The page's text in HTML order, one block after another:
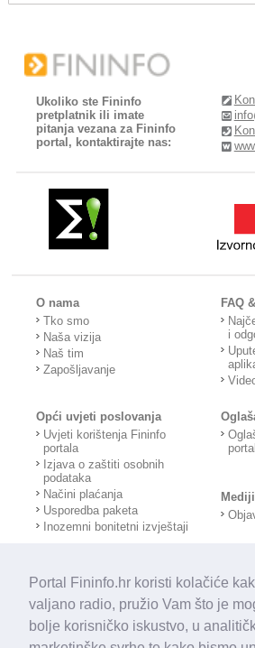
Portal Fininfo.hr koristi kolačiće
valjano radio, pružio Vam što je
bolje korisničko iskustvo, u
Ukoliko ste Fininfo
pretplatnik ili imate
pitanja vezana za Fininfo
portal, kontaktirajte nas:
O nama
Tko smo
Naša vizija
Naš tim
Zapošljavanje
FAQ
i
Opći uvjeti poslovanja
Uvjeti korištenja Fininfo
portala
Izjava o zaštiti osobnih
podataka
Načini plaćanja
Usporedba paketa
Inozemni bonitetni izvještaji
Mediji